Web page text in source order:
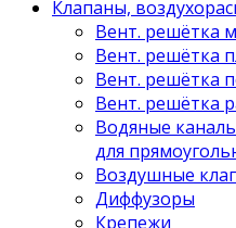
Клапаны,
Вент. решётка
Вент. решётка
Вент. решётка
Вент. решётка
Водяные
для
Воздушные
Диффузоры
Крепежи